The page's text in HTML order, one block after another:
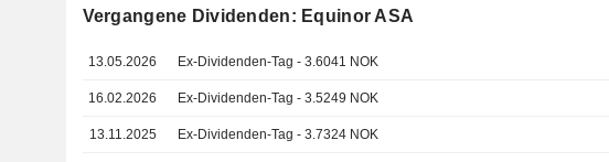
Vergangene Dividenden: Equinor ASA
13.05.2026 Ex-Dividenden-Tag - 3.6041 NOK
16.02.2026 Ex-Dividenden-Tag - 3.5249 NOK
13.11.2025 Ex-Dividenden-Tag - 3.7324 NOK